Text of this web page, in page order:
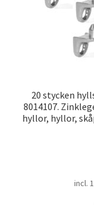
20 stycken
8014107.
hyllor, hyllor,
incl.